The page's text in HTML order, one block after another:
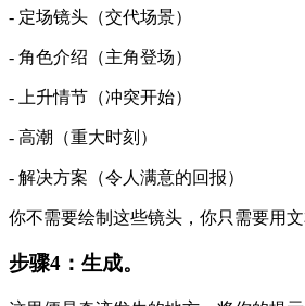
- 定场镜头（交代场景）
- 角色介绍（主角登场）
- 上升情节（冲突开始）
- 高潮（重大时刻）
- 解决方案（令人满意的回报）
你不需要绘制这些镜头，你只需要用文
步骤4：生成。